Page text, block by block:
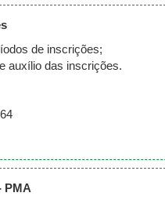
de inscrições;
auxílio das inscrições.
PMA